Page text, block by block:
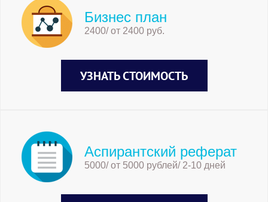
Бизнес план
2400/ от 2400 руб.
УЗНАТЬ СТОИМОСТЬ
Аспирантский реферат
5000/ от 5000 рублей/ 2-10 дней